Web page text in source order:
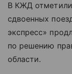
В КЖД
сдвоенных
экспресс»
по решению
области.